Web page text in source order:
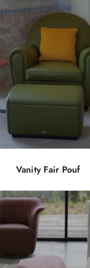
Vanity Fair Pouf